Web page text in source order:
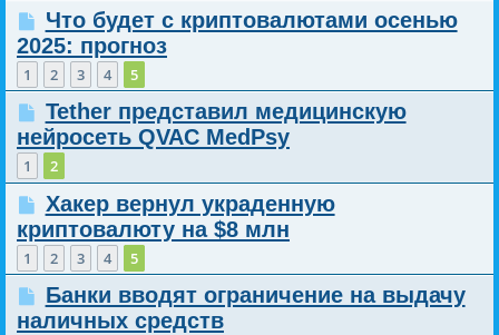
Что будет с криптовалютами осенью
2025: прогноз
1 2 3 4 5
Tether представил медицинскую
нейросеть QVAC MedPsy
1 2
Хакер вернул украденную
криптовалюту на $8 млн
1 2 3 4 5
Банки вводят ограничение на выдачу
наличных средств